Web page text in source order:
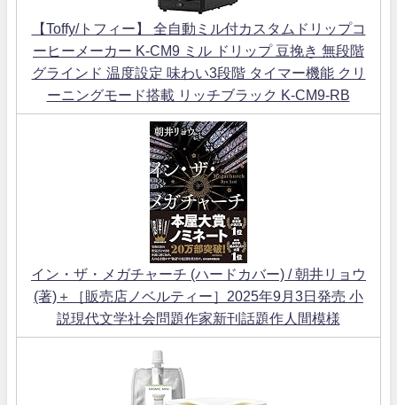
【Toffy/トフィー】 全自動ミル付カスタムドリップコ
ーヒーメーカー K-CM9 ミル ドリップ 豆挽き 無段階
グラインド 温度設定 味わい3段階 タイマー機能 クリ
ーニングモード搭載 リッチブラック K-CM9-RB
イン・ザ・メガチャーチ (ハードカバー) / 朝井リョウ
(著)＋［販売店ノベルティー］2025年9月3日発売 小
説現代文学社会問題作家新刊話題作人間模様